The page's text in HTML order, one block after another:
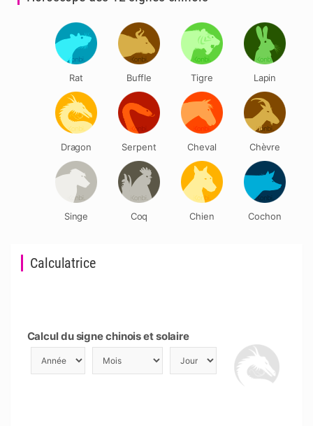
Calculatrice
Calcul du signe chinois et solaire
Rat Buffle Tigre Lapin
Dragon Serpent Cheval Chèvre
Singe Coq Chien Cochon